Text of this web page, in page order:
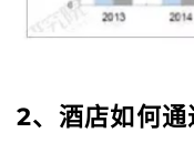
2、酒店如何